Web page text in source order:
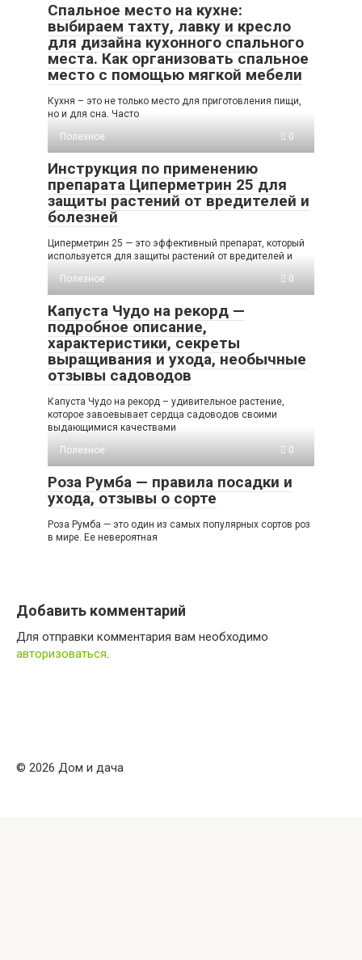
Спальное место на кухне:
выбираем тахту, лавку и кресло
для дизайна кухонного спального
места. Как организовать спальное
место с помощью мягкой мебели
Кухня – это не только место для приготовления пищи,
но и для сна. Часто
Полезное
0
Инструкция по применению
препарата Циперметрин 25 для
защиты растений от вредителей и
болезней
Циперметрин 25 — это эффективный препарат, который
используется для защиты растений от вредителей и
Полезное
0
Капуста Чудо на рекорд —
подробное описание,
характеристики, секреты
выращивания и ухода, необычные
отзывы садоводов
Капуста Чудо на рекорд – удивительное растение,
которое завоевывает сердца садоводов своими
выдающимися качествами
Полезное
0
Роза Румба — правила посадки и
ухода, отзывы о сорте
Роза Румба — это один из самых популярных сортов роз
в мире. Ее невероятная
Добавить комментарий
Для отправки комментария вам необходимо
авторизоваться.
© 2026 Дом и дача